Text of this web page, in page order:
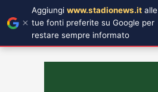
Aggiungi www.stadionews.it alle
tue fonti preferite su Google per
restare sempre informato